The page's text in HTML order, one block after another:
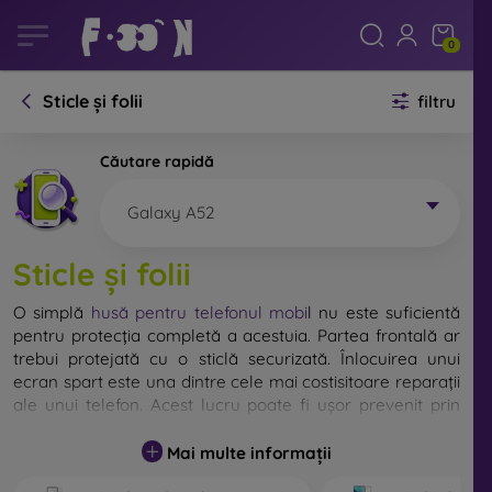
0
Sticle și folii filtru
Căutare rapidă
Galaxy A52
Sticle și folii
O simplă husă pentru telefonul mobil nu este suficientă
pentru protecția completă a acestuia. Partea frontală ar
trebui protejată cu o sticlă securizată. Înlocuirea unui
ecran spart este una dintre cele mai costisitoare reparații
ale unui telefon. Acest lucru poate fi ușor prevenit prin
Deși nu există sticlă indestructibilă pentru telefon, în
Mai multe informații